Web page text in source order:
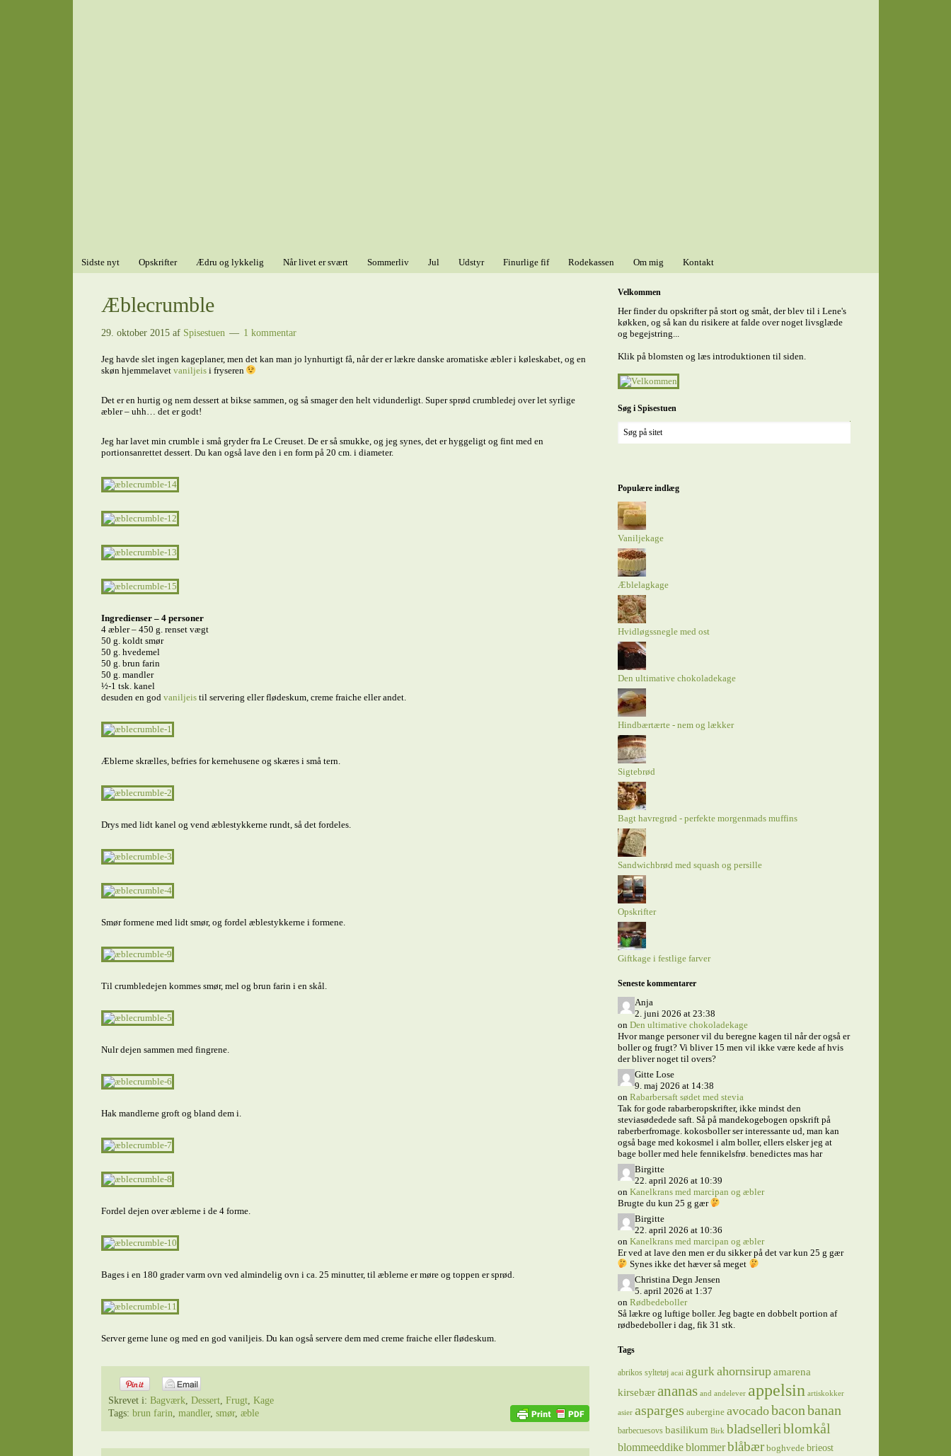
Sidste nyt Opskrifter Ædru og lykkelig Når livet er svært Sommerliv Jul Udstyr Finurlige fif Rodekassen Om mig Kontakt
Æblecrumble
29. oktober 2015af Spisestuen 1 kommentar
Jeg havde slet ingen kageplaner, men det kan man jo lynhurtigt få, når der er lækre danske aromatiske æbler i køleskabet, og en
skøn hjemmelavet vaniljeis i fryseren
Det er en hurtig og nem dessert at bikse sammen, og så smager den helt vidunderligt. Super sprød crumbledej over let syrlige
æbler – uhh… det er godt!
Jeg har lavet min crumble i små gryder fra Le Creuset. De er så smukke, og jeg synes, det er hyggeligt og fint med en
portionsanrettet dessert. Du kan også lave den i en form på 20 cm. i diameter.
Ingredienser – 4 personer
4 æbler – 450 g. renset vægt
50 g. koldt smør
50 g. hvedemel
50 g. brun farin
50 g. mandler
½-1 tsk. kanel
desuden en god vaniljeis til servering eller flødeskum, creme fraiche eller andet.
Æblerne skrælles, befries for kernehusene og skæres i små tern.
Drys med lidt kanel og vend æblestykkerne rundt, så det fordeles.
Smør formene med lidt smør, og fordel æblestykkerne i formene.
Til crumbledejen kommes smør, mel og brun farin i en skål.
Nulr dejen sammen med fingrene.
Hak mandlerne groft og bland dem i.
Fordel dejen over æblerne i de 4 forme.
Bages i en 180 grader varm ovn ved almindelig ovn i ca. 25 minutter, til æblerne er møre og toppen er sprød.
Server gerne lune og med en god vaniljeis. Du kan også servere dem med creme fraiche eller flødeskum.
Skrevet i: Bagværk, Dessert, Frugt, Kage
Tags: brun farin, mandler, smør, æble
Velkommen
Her finder du opskrifter på stort og småt, der blev til i Lene's
køkken, og så kan du risikere at falde over noget livsglæde
og begejstring...
Klik på blomsten og læs introduktionen til siden.
Søg i Spisestuen
Populære indlæg
Vaniljekage
Æblelagkage
Hvidløgssnegle med ost
Den ultimative chokoladekage
Hindbærtærte - nem og lækker
Sigtebrød
Bagt havregrød - perfekte morgenmads muffins
Sandwichbrød med squash og persille
Opskrifter
Giftkage i festlige farver
Seneste kommentarer
Anja
2. juni 2026 at 23:38
on Den ultimative chokoladekage
Hvor mange personer vil du beregne kagen til når der også er
boller og frugt? Vi bliver 15 men vil ikke være kede af hvis
der bliver noget til overs?
Gitte Lose
9. maj 2026 at 14:38
on Rabarbersaft sødet med stevia
Tak for gode rabarberopskrifter, ikke mindst den
steviasødedede saft. Så på mandekogebogen opskrift på
raberberfromage. kokosboller ser interessante ud, man kan
også bage med kokosmel i alm boller, ellers elsker jeg at
bage boller med hele fennikelsfrø. benedictes mas har
Birgitte
22. april 2026 at 10:39
on Kanelkrans med marcipan og æbler
Brugte du kun 25 g gær
Birgitte
22. april 2026 at 10:36
on Kanelkrans med marcipan og æbler
Er ved at lave den men er du sikker på det var kun 25 g gær
Synes ikke det hæver så meget
Christina Degn Jensen
5. april 2026 at 1:37
on Rødbedeboller
Så lækre og luftige boller. Jeg bagte en dobbelt portion af
rødbedeboller i dag, fik 31 stk.
Tags
abrikos syltetøj acai agurkahornsirup amarena
kirsebær ananas and andelever appelsin artiskokker
asier asparges aubergine avocadobaconbanan
barbecuesovs basilikum Birk bladselleriblomkål
blommeeddikeblommerblåbær boghvede brieost